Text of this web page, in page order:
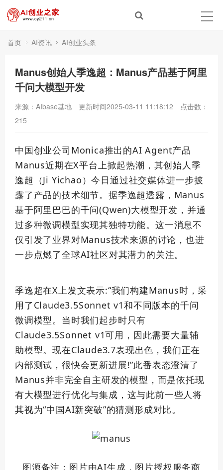
首页 AI资讯 AI创业头条
Manus创始人季逸超：Manus产品基于阿里
千问大模型开发
来源：AIbase基地 更新时间2025-03-11 11:18:12
点击数：
215
中国创业公司Monica推出的AI Agent产品
Manus近期在X平台上掀起热潮，其创始人季
逸超（Ji Yichao）今日通过社交媒体进一步披
露了产品的技术细节。据季逸超透露，Manus
基于阿里巴巴的千问(Qwen)大模型开发，并通
过多种微调模型实现其独特功能。这一消息不
仅引发了业界对Manus技术来源的讨论，也进
一步点燃了全球AI社区对其潜力的关注。
季逸超在X上发文表示:“我们构建Manus时，采
用了Claude3.5Sonnet v1和不同版本的千问
微调模型。当时我们起步时只有
Claude3.5Sonnet v1可用，因此需要大量辅
助模型。现在Claude3.7表现出色，我们正在
内部测试，很快会更新进展!”此番表态澄清了
Manus并非完全自主研发的模型，而是依托现
有大模型进行优化与集成，这与此前一些人将
其视为“中国AI新突破”的猜测形成对比。
图源备注：图片由AI生成，图片授权服务商